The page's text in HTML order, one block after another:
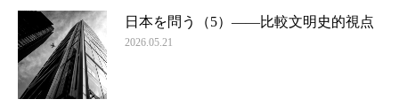
日本を問う（5）――比較文明史的視点
2026.05.21